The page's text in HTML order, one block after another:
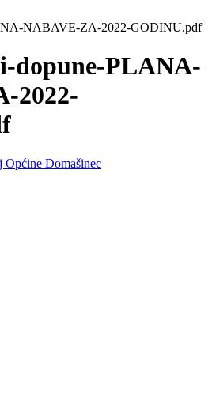
NABAVE-ZA-2022-GODINU.pdf
dopune-PLANA-
2022-
Domašinec